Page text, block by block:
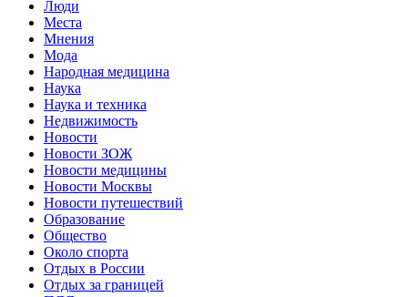
Люди
Места
Мнения
Мода
Народная медицина
Наука
Наука и техника
Недвижимость
Новости
Новости ЗОЖ
Новости медицины
Новости Москвы
Новости путешествий
Образование
Общество
Около спорта
Отдых в России
Отдых за границей